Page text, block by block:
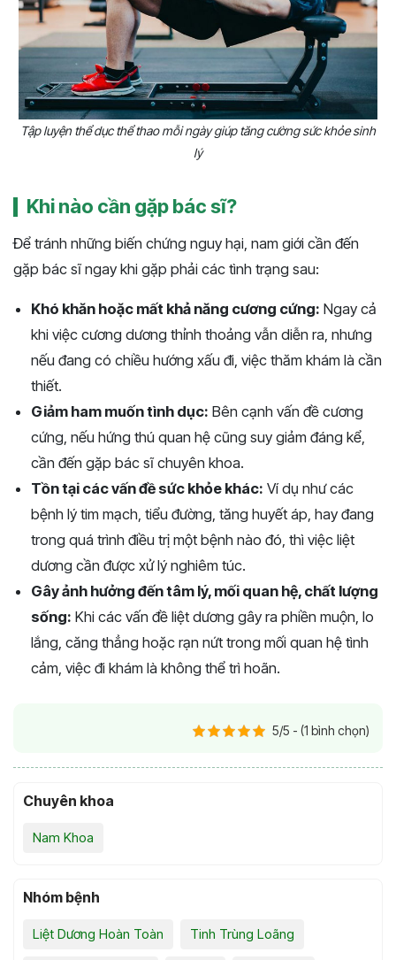
Tập luyện thể dục thể thao mỗi ngày giúp tăng cường sức khỏe sinh
lý
Khi nào cần gặp bác sĩ?
Để tránh những biến chứng nguy hại, nam giới cần đến
gặp bác sĩ ngay khi gặp phải các tình trạng sau:
Khó khăn hoặc mất khả năng cương cứng: Ngay cả
khi việc cương dương thỉnh thoảng vẫn diễn ra, nhưng
nếu đang có chiều hướng xấu đi, việc thăm khám là cần
thiết.
Giảm ham muốn tình dục: Bên cạnh vấn đề cương
cứng, nếu hứng thú quan hệ cũng suy giảm đáng kể,
cần đến gặp bác sĩ chuyên khoa.
Tồn tại các vấn đề sức khỏe khác: Ví dụ như các
bệnh lý tim mạch, tiểu đường, tăng huyết áp, hay đang
trong quá trình điều trị một bệnh nào đó, thì việc liệt
dương cần được xử lý nghiêm túc.
Gây ảnh hưởng đến tâm lý, mối quan hệ, chất lượng
sống: Khi các vấn đề liệt dương gây ra phiền muộn, lo
lắng, căng thẳng hoặc rạn nứt trong mối quan hệ tình
cảm, việc đi khám là không thể trì hoãn.
5/5 - (1 bình chọn)
Chuyên khoa
Nam Khoa
Nhóm bệnh
Liệt Dương Hoàn Toàn Tinh Trùng Loãng